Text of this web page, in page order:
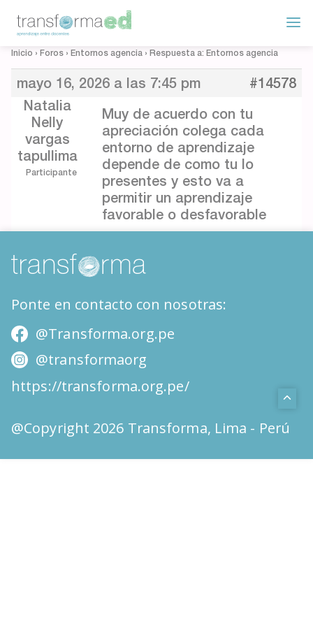
Inicio › Foros › Entornos agencia › Respuesta a: Entornos agencia
mayo 16, 2026 a las 7:45 pm
#14578
Natalia
Nelly
vargas
tapullima
Participante
Muy de acuerdo con tu
apreciación colega cada
entorno de aprendizaje
depende de como tu lo
presentes y esto va a
permitir un aprendizaje
favorable o desfavorable
Ponte en contacto con nosotras:
@Transforma.org.pe
@transformaorg
https://transforma.org.pe/
@Copyright 2026 Transforma, Lima - Perú